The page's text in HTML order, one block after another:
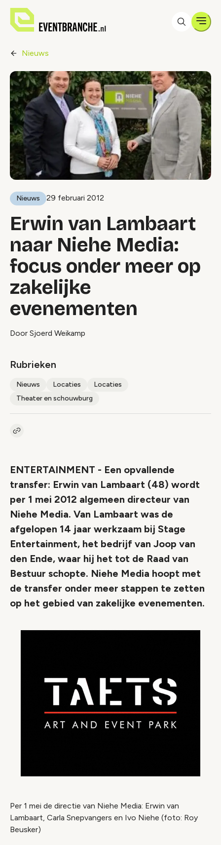
Nieuws
Nieuws 29 februari 2012
Erwin van Lambaart
naar Niehe Media:
focus onder meer op
zakelijke
evenementen
Door Sjoerd Weikamp
Rubrieken
Nieuws Locaties
Locaties
Theater en schouwburg
Kopieer link naar artikel
ENTERTAINMENT - Een opvallende
transfer: Erwin van Lambaart (48) wordt
per 1 mei 2012 algemeen directeur van
Niehe Media. Van Lambaart was de
afgelopen 14 jaar werkzaam bij Stage
Entertainment, het bedrijf van Joop van
den Ende, waar hij het tot de Raad van
Bestuur schopte. Niehe Media hoopt met
de transfer onder meer stappen te zetten
op het gebied van zakelijke evenementen.
Per 1 mei de directie van Niehe Media: Erwin van
Lambaart, Carla Snepvangers en Ivo Niehe (foto: Roy
Beusker)